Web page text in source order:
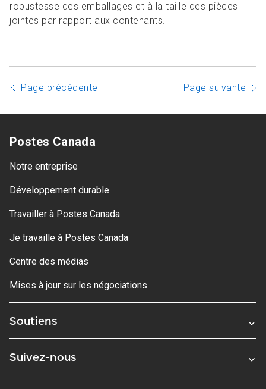
robustesse des emballages et à la taille des pièces
jointes par rapport aux contenants.
Page précédente Page suivante
Postes Canada
Notre entreprise
Développement durable
Travailler à Postes Canada
Je travaille à Postes Canada
Centre des médias
Mises à jour sur les négociations
Soutiens
Suivez-nous